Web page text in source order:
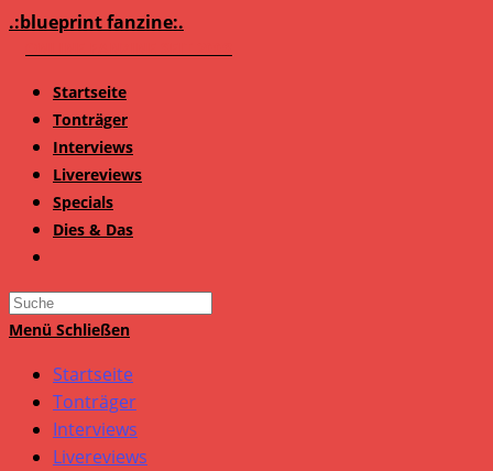
Zum
.:blueprint fanzine:.
Startseite
Tonträger
Interviews
Livereviews
Specials
Dies & Das
Search
this
Menü Schließen
Startseite
Tonträger
Interviews
Livereviews